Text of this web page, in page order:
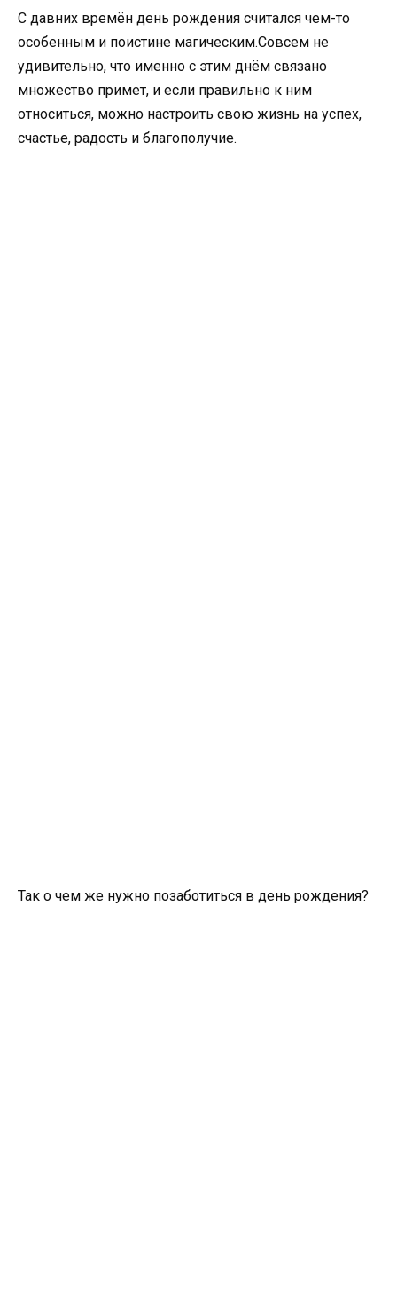
С давних времён день рождения считался чем-то
особенным и поистине магическим.Совсем не
удивительно, что именно с этим днём связано
множество примет, и если правильно к ним
относиться, можно настроить свою жизнь на успех,
счастье, радость и благополучие.
Так о чем же нужно позаботиться в день рождения?